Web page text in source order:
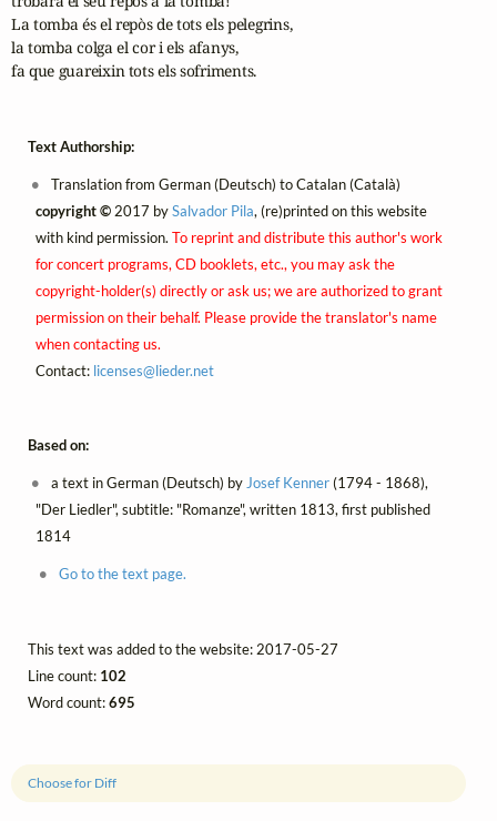
Choose for Diff
La tomba és el repòs de tots els pelegrins,
la tomba colga el cor i els afanys,
fa que guareixin tots els sofriments.
Text Authorship:
Translation from German (Deutsch) to Catalan (Català)
copyright ©2017 bySalvador Pila, (re)printed on this website
with kind permission. To reprint and distribute this author's work
for concert programs, CD booklets, etc., you may ask the
copyright-holder(s) directly or ask us; we are authorized to grant
permission on their behalf. Please provide the translator's name
when contacting us.
Contact: licenses@lieder.net
Based on:
a text in German (Deutsch) by Josef Kenner(1794 - 1868),
"Der Liedler", subtitle: "Romanze", written 1813, first published
1814
Go to the text page.
This text was added to the website: 2017-05-27
Line count: 102
Word count:695